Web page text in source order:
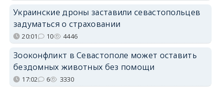
Украинские дроны заставили севастопольцев
задуматься о страховании
20:01 10 4446
Зооконфликт в Севастополе может оставить
бездомных животных без помощи
17:02 6 3330